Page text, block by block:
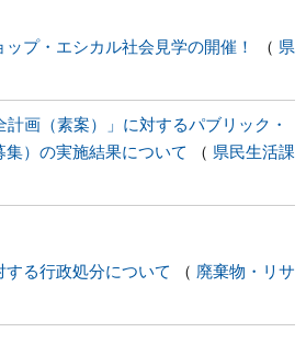
プ・エシカル社会見学の開催！
県
計画（素案）」に対するパブリック・
）の実施結果について
県民生活課
る行政処分について
廃棄物・リサ